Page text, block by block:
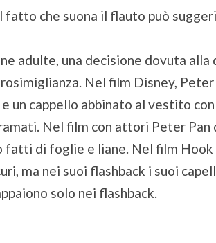
che suona il flauto può
adulte, una decisione dovuta
Nel film Disney, Peter
cappello abbinato al vestito con
Nel film con attori Peter Pan
fatti di foglie e liane. Nel film Hook
ma nei suoi flashback i suoi
solo nei flashback.